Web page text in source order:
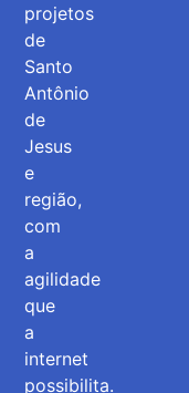
projetos
de
Santo
Antônio
de
Jesus
e
região,
com
a
agilidade
que
a
internet
possibilita.